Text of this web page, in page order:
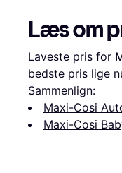
Læs om
Laveste pris for
bedste pris lige
Sammenlign:
Maxi-Cosi
Maxi-Cosi